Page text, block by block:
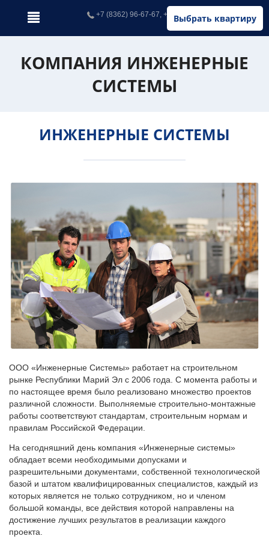
Выбрать квартиру
+7 (8362) 96-67-67, +7 (902) 326-67-67
КОМПАНИЯ ИНЖЕНЕРНЫЕ
СИСТЕМЫ
ИНЖЕНЕРНЫЕ СИСТЕМЫ
ООО «Инженерные Системы» работает на строительном
рынке Республики Марий Эл с 2006 года. С момента работы и
по настоящее время было реализовано множество проектов
различной сложности. Выполняемые строительно-монтажные
работы соответствуют стандартам, строительным нормам и
правилам Российской Федерации.
На сегодняшний день компания «Инженерные системы»
обладает всеми необходимыми допусками и
разрешительными документами, собственной технологической
базой и штатом квалифицированных специалистов, каждый из
которых является не только сотрудником, но и членом
большой команды, все действия которой направлены на
достижение лучших результатов в реализации каждого
проекта.